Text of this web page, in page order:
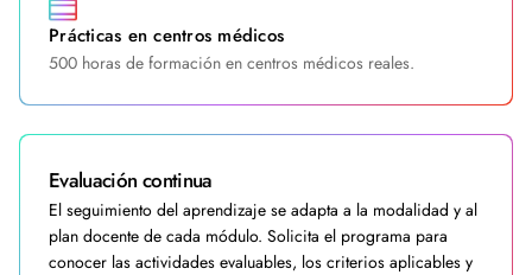
Prácticas en centros médicos
500 horas de formación en centros médicos reales.
Evaluación continua
El seguimiento del aprendizaje se adapta a la modalidad y al
plan docente de cada módulo. Solicita el programa para
conocer las actividades evaluables, los criterios aplicables y